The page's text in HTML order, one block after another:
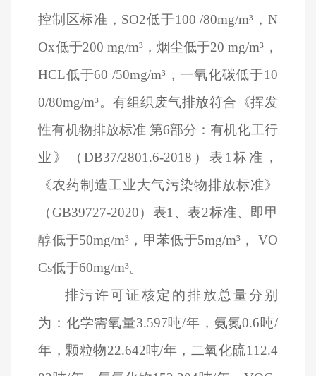
控制区标准，SO2低于100 /80mg/m³，N
Ox低于200 mg/m³，烟尘低于20 mg/m³，
HCL低于60 /50mg/m³，一氧化碳低于10
0/80mg/m³。有组织废气排放符合《挥发
性有机物排放标准 第6部分：有机化工行
业》（DB37/2801.6-2018）表1标准，
《农药制造工业大气污染物排放标准》
（GB39727-2020）表1、表2标准、即甲
醇低于50mg/m³，甲苯低于5mg/m³， VO
Cs低于60mg/m³。
排污许可证核定的排放总量分别
为：化学需氧量3.597吨/年，氨氮0.6吨/
年，颗粒物22.642吨/年，二氧化硫112.4